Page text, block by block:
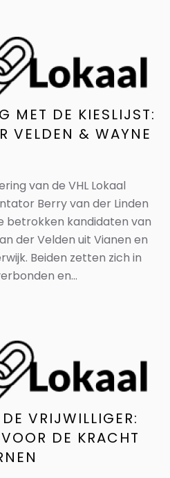
MET DE KIESLIJST:
VELDEN & WAYNE
van de VHL Lokaal
Berry van der Linden
betrokken kandidaten van
der Velden uit Vianen en
Beiden zetten zich in
en...
VRIJWILLIGER:
DE KRACHT